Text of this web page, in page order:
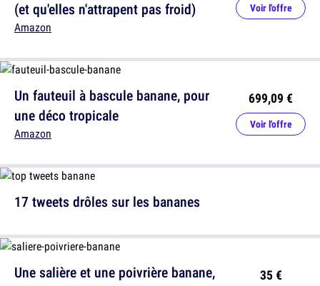
(et qu'elles n'attrapent pas froid)
Amazon
Voir l'offre
17 tweets drôles sur les bananes
Un fauteuil à bascule banane, pour
une déco tropicale
Amazon
699,09 €
Voir l'offre
Une salière et une poivrière banane,
35 €